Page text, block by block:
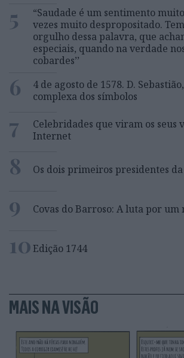
5
“Saudade é um sentimento
vezes muito despropositado.
orgulho dessa palavra, que
especiais, quando na verdade
cobardes’’
6
4 de agosto de 1578. D.
complexa dos símbolos
7
Celebridades que viram os seus
Internet
8 Os dois primeiros presidentes
9 Covas do Barroso: A luta por um
10Edição 1744
MAIS NA VISÃO